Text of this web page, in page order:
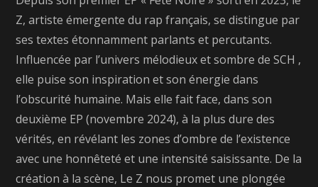
Z, artiste émergente du rap français, se distingue par
ses textes étonnamment parlants et percutants.
Influencée par l’univers mélodieux et sombre de SCH ,
elle puise son inspiration et son énergie dans
l’obscurité humaine. Mais elle fait face, dans son
deuxième EP (novembre 2024), à la plus dure des
vérités, en révélant les zones d’ombre de l’existence
avec une honnêteté et une intensité saisissante. De la
création à la scène, Le Z nous promet une plongée